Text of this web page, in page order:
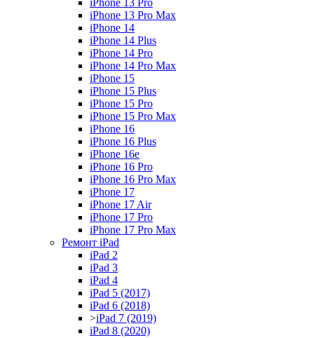
iPhone 13 Pro
iPhone 13 Pro Max
iPhone 14
iPhone 14 Plus
iPhone 14 Pro
iPhone 14 Pro Max
iPhone 15
iPhone 15 Plus
iPhone 15 Pro
iPhone 15 Pro Max
iPhone 16
iPhone 16 Plus
iPhone 16e
iPhone 16 Pro
iPhone 16 Pro Max
iPhone 17
iPhone 17 Air
iPhone 17 Pro
iPhone 17 Pro Max
Ремонт iPad
iPad 2
iPad 3
iPad 4
iPad 5 (2017)
iPad 6 (2018)
>iPad 7 (2019)
iPad 8 (2020)